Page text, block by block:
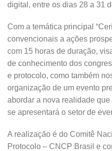
digital, entre os dias 28 a 31
Com a temática principal
convencionais a ações
com 15 horas de duração,
de conhecimento dos
e protocolo, como também
organização de um evento
abordar a nova realidade
se apresentará o setor de
A realização é do Comitê
Protocolo – CNCP Brasil e